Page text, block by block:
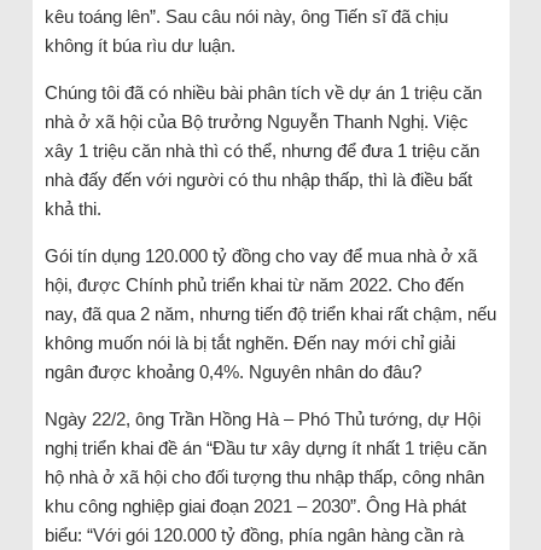
kêu toáng lên”. Sau câu nói này, ông Tiến sĩ đã chịu
không ít búa rìu dư luận.
Chúng tôi đã có nhiều bài phân tích về dự án 1 triệu căn
nhà ở xã hội của Bộ trưởng Nguyễn Thanh Nghị. Việc
xây 1 triệu căn nhà thì có thể, nhưng để đưa 1 triệu căn
nhà đấy đến với người có thu nhập thấp, thì là điều bất
khả thi.
Gói tín dụng 120.000 tỷ đồng cho vay để mua nhà ở xã
hội, được Chính phủ triển khai từ năm 2022. Cho đến
nay, đã qua 2 năm, nhưng tiến độ triển khai rất chậm, nếu
không muốn nói là bị tắt nghẽn. Đến nay mới chỉ giải
ngân được khoảng 0,4%. Nguyên nhân do đâu?
Ngày 22/2, ông Trần Hồng Hà – Phó Thủ tướng, dự Hội
nghị triển khai đề án “Đầu tư xây dựng ít nhất 1 triệu căn
hộ nhà ở xã hội cho đối tượng thu nhập thấp, công nhân
khu công nghiệp giai đoạn 2021 – 2030”. Ông Hà phát
biểu: “Với gói 120.000 tỷ đồng, phía ngân hàng cần rà